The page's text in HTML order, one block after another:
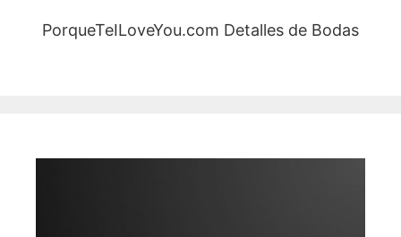
PorqueTeILoveYou.com Detalles de Bodas